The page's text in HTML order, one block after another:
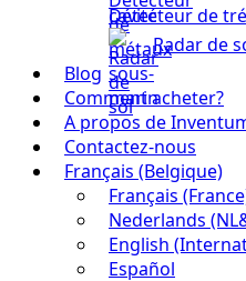
Détecteur de
Radar de
Blog
Comment acheter?
A propos de
Contactez-nous
Français (Belgique)
Français
Nederlands
English
Español